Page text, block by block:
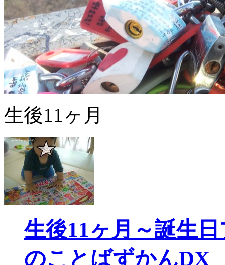
生後11ヶ月
生後11ヶ月～誕生
のことばずかんDX